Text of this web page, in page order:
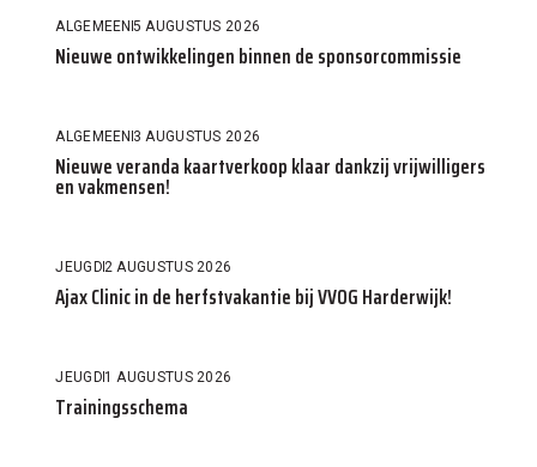
ALGEMEEN5 AUGUSTUS 2026
Nieuwe ontwikkelingen binnen de sponsorcommissie
ALGEMEEN3 AUGUSTUS 2026
Nieuwe veranda kaartverkoop klaar dankzij vrijwilligers
en vakmensen!
JEUGD2 AUGUSTUS 2026
Ajax Clinic in de herfstvakantie bij VVOG Harderwijk!
JEUGD1 AUGUSTUS 2026
Trainingsschema